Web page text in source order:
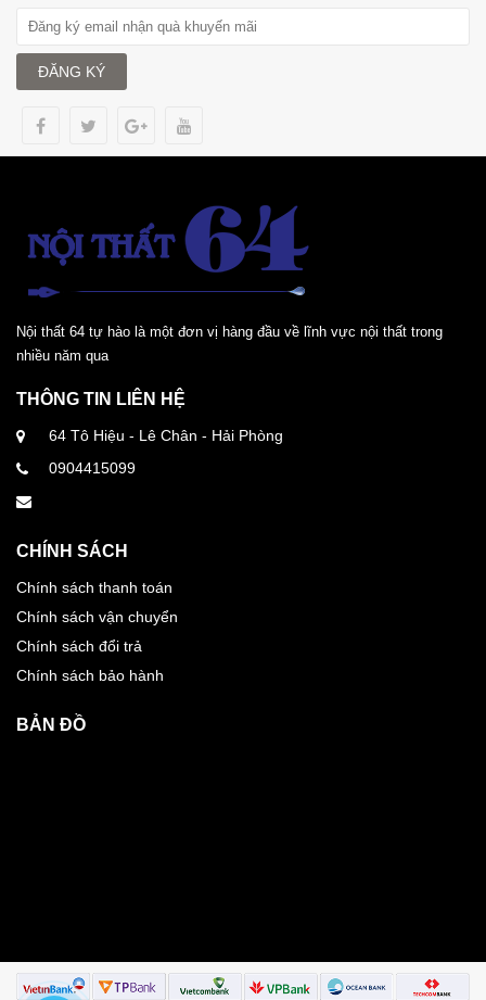
ĐĂNG KÝ
Nội thất 64 tự hào là một đơn vị hàng đầu về lĩnh vực nội thất trong
nhiều năm qua
THÔNG TIN LIÊN HỆ
64 Tô Hiệu - Lê Chân - Hải Phòng
0904415099
CHÍNH SÁCH
Chính sách thanh toán
Chính sách vận chuyển
Chính sách đổi trả
Chính sách bảo hành
BẢN ĐỒ